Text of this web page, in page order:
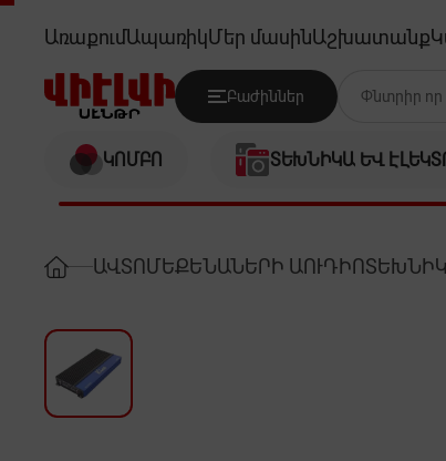
KICX AP4.120AB
ԱռաքումԱպառիկՄեր մասինԱշխատանք
Բաժիններ
ԿՈՄԲՈ ՏԵԽՆԻԿԱ ԵՎ
ԱՎՏՈՄԵՔԵՆԱՆԵՐԻ